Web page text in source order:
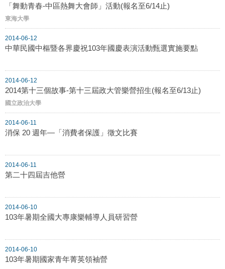
「舞動青春-中區熱舞大會師」活動(報名至6/14止)
東海大學
2014-06-12
中華民國中樞暨各界慶祝103年國慶表演活動甄選實施要點
2014-06-12
2014第十三個故事-第十三屆政大管樂營招生(報名至6/13止)
國立政治大學
2014-06-11
消保 20 週年—「消費者保護」徵文比賽
2014-06-11
第二十四屆吉他營
2014-06-10
103年暑期全國大專康樂輔導人員研習營
2014-06-10
103年暑期國家青年菁英領袖營